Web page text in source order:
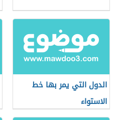
الدول التي يمر بها خط
الاستواء